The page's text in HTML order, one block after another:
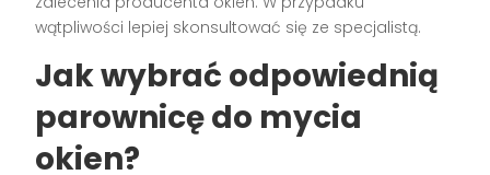
wątpliwości lepiej skonsultować się ze specjalistą.
Jak wybrać odpowiednią
parownicę do mycia
okien?